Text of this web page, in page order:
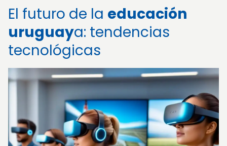
El futuro de la educación
uruguaya: tendencias
tecnológicas